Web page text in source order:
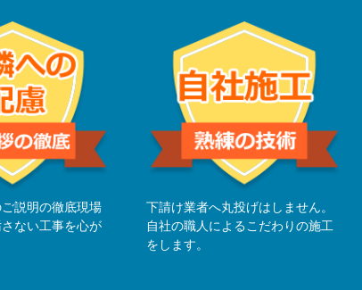
説明の徹底現場
ない工事を心が
下請け業者へ丸投げはしません。
自社の職人によるこだわりの施工
をします。